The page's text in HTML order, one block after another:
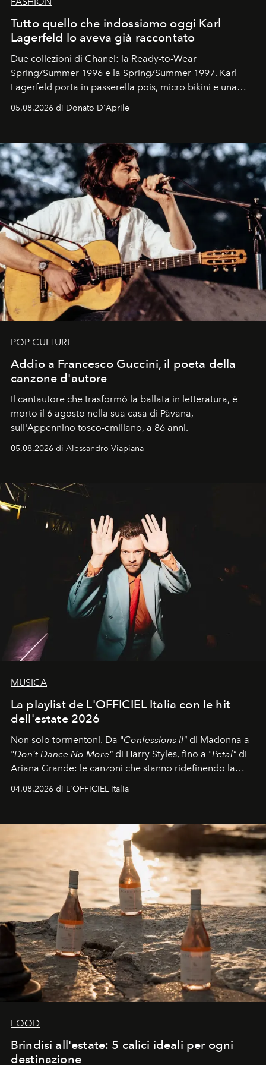
Tutto quello che indossiamo oggi Karl
Lagerfeld lo aveva già raccontato
Due collezioni di Chanel: la Ready-to-Wear
Spring/Summer 1996 e la Spring/Summer 1997. Karl
Lagerfeld porta in passerella pois, micro bikini e una
Kate, Claudia e Carla una dietro l'altra. Trent'anni dopo,
uno dei documenti più contemporanei che abbiamo.
05.08.2026 di Donato D'Aprile
POP CULTURE
Addio a Francesco Guccini, il poeta della
canzone d'autore
Il cantautore che trasformò la ballata in letteratura, è
morto il 6 agosto nella sua casa di Pàvana,
sull'Appennino tosco-emiliano, a 86 anni.
05.08.2026 di Alessandro Viapiana
MUSICA
La playlist de L'OFFICIEL Italia con le hit
dell'estate 2026
Non solo tormentoni. Da "Confessions II" di Madonna a
"Don't Dance No More" di Harry Styles, fino a "Petal" di
Ariana Grande: le canzoni che stanno ridefinendo la
04.08.2026 di L'OFFICIEL Italia
FOOD
Brindisi all'estate: 5 calici ideali per ogni
destinazione